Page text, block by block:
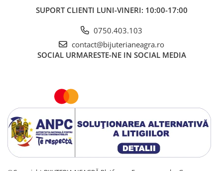
SUPORT CLIENTI LUNI-VINERI: 10:00-17:00
0750.403.103
contact@bijuterianeagra.ro
SOCIAL URMARESTE-NE IN SOCIAL MEDIA